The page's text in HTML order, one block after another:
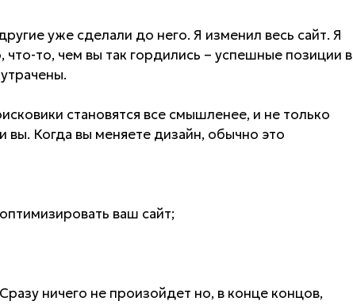
уже сделали до него. Я изменил весь сайт. Я
что-то, чем вы так гордились – успешные позиции в
становятся все смышленее, и не только
Когда вы меняете дизайн, обычно это
ваш сайт;
ничего не произойдет но, в конце концов,